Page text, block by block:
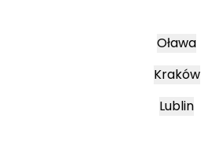
Oława
Kraków
Lublin